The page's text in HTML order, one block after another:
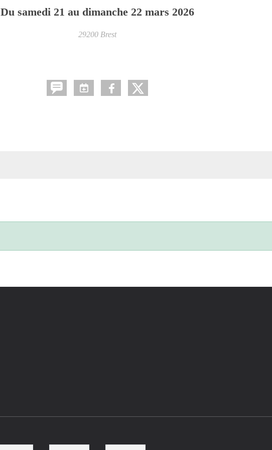
Du samedi 21 au dimanche 22 mars 2026
29200 Brest